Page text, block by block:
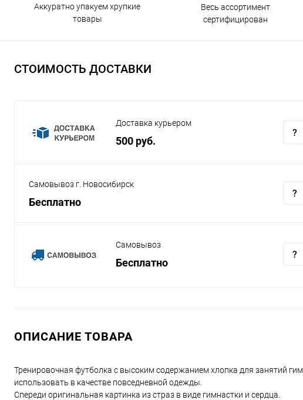
Аккуратно упакуем хрупкие
товары
Весь ассортимент
сертифицирован
СТОИМОСТЬ ДОСТАВКИ
Доставка курьером
500 руб.
Самовывоз г. Новосибирск
Бесплатно
Самовывоз
Бесплатно
ОПИСАНИЕ ТОВАРА
Тренировочная футболка с высоким содержанием хлопка для занятий
использовать в качестве повседневной одежды.
Спереди оригинальная картинка из страз в виде гимнастки и сердца.